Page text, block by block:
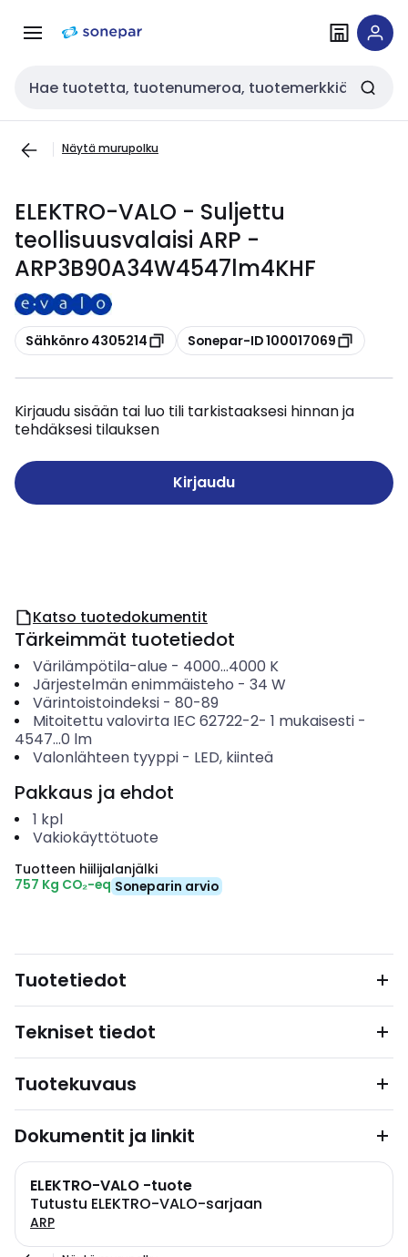
navigointiinsisältöön
Haku
Näytä murupolku
ELEKTRO-VALO - Suljettu
teollisuusvalaisi ARP -
ARP3B90A34W4547lm4KHF
Kopioi
Sähkönro 4305214 Kopioi
Sonepar-ID 100017069
Kirjaudu sisään tai luo tili tarkistaaksesi hinnan ja
tehdäksesi tilauksen
Kirjaudu
Katso tuotedokumentit
Tärkeimmät tuotetiedot
Värilämpötila-alue - 4000...4000 K
Järjestelmän enimmäisteho - 34 W
Värintoistoindeksi- 80-89
Mitoitettu valovirta IEC 62722-2- 1 mukaisesti-
4547...0 lm
Valonlähteen tyyppi- LED, kiinteä
Pakkaus ja ehdot
1 kpl
Vakiokäyttötuote
Tuotteen hiilijalanjälki
757 Kg CO₂-eq Soneparin arvio
Tuotetiedot
Tekniset tiedot
Tuotekuvaus
Dokumentit ja linkit
ELEKTRO-VALO -tuote
Tutustu ELEKTRO-VALO-sarjaan
ARP